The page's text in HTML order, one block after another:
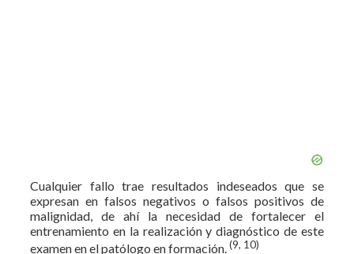
Cualquier fallo trae resultados indeseados que se
expresan en falsos negativos o falsos positivos de
malignidad, de ahí la necesidad de fortalecer el
entrenamiento en la realización y diagnóstico de este
examen en el patólogo en formación.(9, 10)